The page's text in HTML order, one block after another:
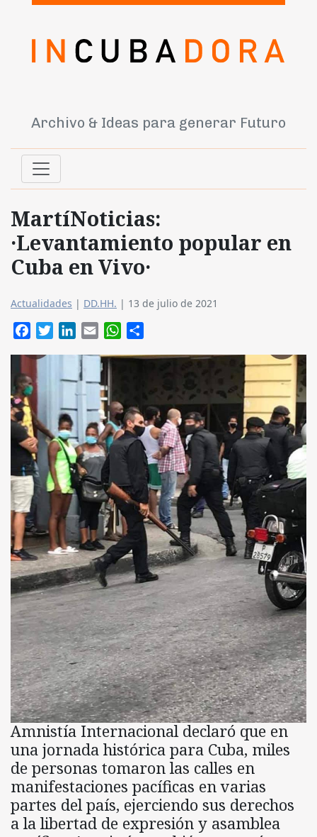
Archivo & Ideas para generar Futuro
MartíNoticias:
·Levantamiento popular en
Cuba en Vivo·
Actualidades | DD.HH. | 13 de julio de 2021
FacebookTwitterLinkedIn
Email WhatsApp
Amnistía Internacional declaró que en
una jornada histórica para Cuba, miles
de personas tomaron las calles en
manifestaciones pacíficas en varias
partes del país, ejerciendo sus derechos
a la libertad de expresión y asamblea